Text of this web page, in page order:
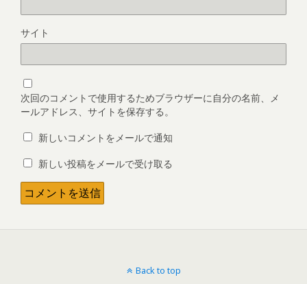
サイト
次回のコメントで使用するためブラウザーに自分の名前、メ
ールアドレス、サイトを保存する。
新しいコメントをメールで通知
新しい投稿をメールで受け取る
Back to top